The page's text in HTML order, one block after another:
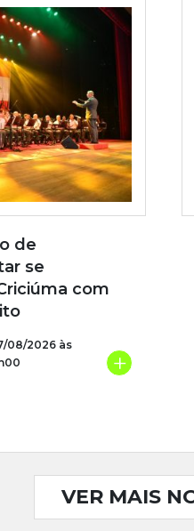
de
se
com
08/2026 às
+
VER MAIS